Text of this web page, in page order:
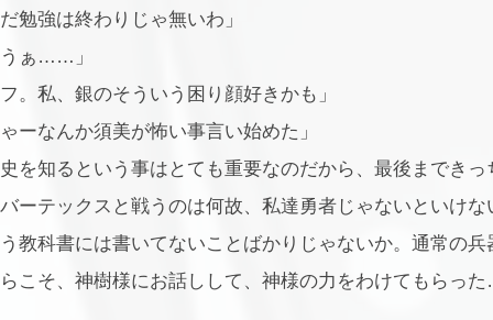
勉強は終わりじゃ無いわ」
ぁ……」
。私、銀のそういう困り顔好きかも」
ーなんか須美が怖い事言い始めた」
を知るという事はとても重要なのだから、最後まできっ
ーテックスと戦うのは何故、私達勇者じゃないといけな
教科書には書いてないことばかりじゃないか。通常の
こそ、神樹様にお話しして、神様の力をわけてもらっ